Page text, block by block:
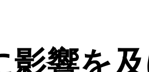
影響を